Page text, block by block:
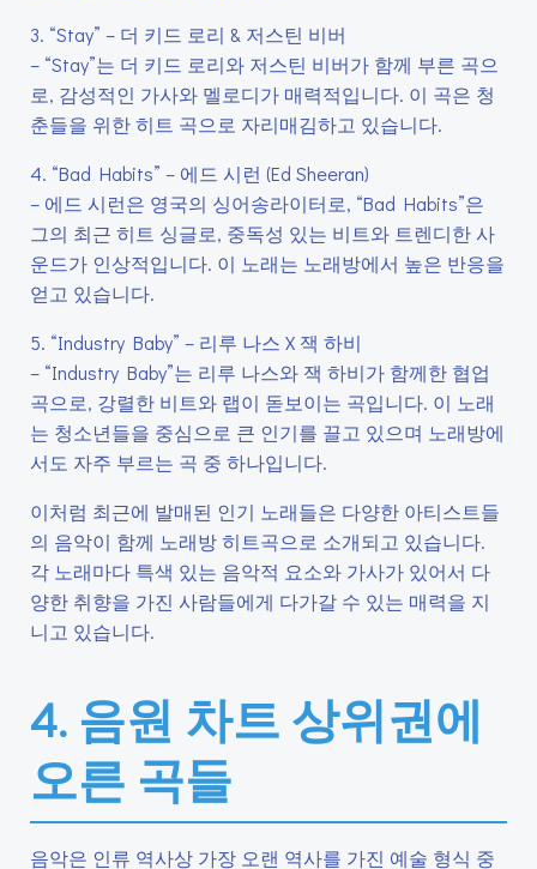
3. “Stay” – 더 키드 로리 & 저스틴 비버
– “Stay”는 더 키드 로리와 저스틴 비버가 함께 부른 곡으
로, 감성적인 가사와 멜로디가 매력적입니다. 이 곡은 청
춘들을 위한 히트 곡으로 자리매김하고 있습니다.
4. “Bad Habits” – 에드 시런 (Ed Sheeran)
– 에드 시런은 영국의 싱어송라이터로, “Bad Habits”은
그의 최근 히트 싱글로, 중독성 있는 비트와 트렌디한 사
운드가 인상적입니다. 이 노래는 노래방에서 높은 반응을
얻고 있습니다.
5. “Industry Baby” – 리루 나스 X 잭 하비
– “Industry Baby”는 리루 나스와 잭 하비가 함께한 협업
곡으로, 강렬한 비트와 랩이 돋보이는 곡입니다. 이 노래
는 청소년들을 중심으로 큰 인기를 끌고 있으며 노래방에
서도 자주 부르는 곡 중 하나입니다.
이처럼 최근에 발매된 인기 노래들은 다양한 아티스트들
의 음악이 함께 노래방 히트곡으로 소개되고 있습니다.
각 노래마다 특색 있는 음악적 요소와 가사가 있어서 다
양한 취향을 가진 사람들에게 다가갈 수 있는 매력을 지
니고 있습니다.
4. 음원 차트 상위권에
오른 곡들
음악은 인류 역사상 가장 오랜 역사를 가진 예술 형식 중